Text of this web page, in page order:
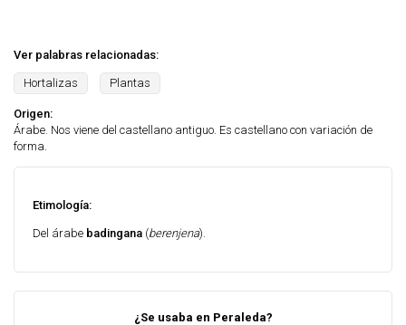
Ver palabras relacionadas:
Hortalizas Plantas
Origen:
Árabe. Nos viene del castellano antiguo. Es castellano con variación de
forma.
Etimología:
Del árabe badingana (berenjena).
¿Se usaba en Peraleda?